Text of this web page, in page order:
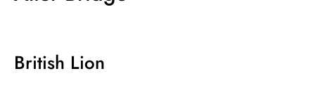
British Lion